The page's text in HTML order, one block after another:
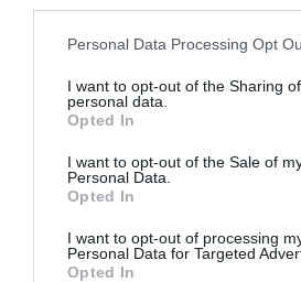
Personal Data Processing Opt
I want to opt-out of the Sharing
personal data.
Opted In
I want to opt-out of the Sale of
Personal Data.
Opted In
I want to opt-out of processing
Personal Data for Targeted
Opted In
Destacados
La venta
de uso
DIGITAL Isabel Marín